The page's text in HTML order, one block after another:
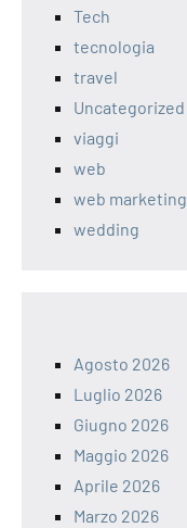
Tech
tecnologia
travel
Uncategorized
viaggi
web
web marketing
wedding
Agosto 2026
Luglio 2026
Giugno 2026
Maggio 2026
Aprile 2026
Marzo 2026